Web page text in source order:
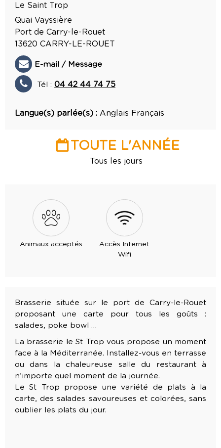
Le Saint Trop
Quai Vayssière
Port de Carry-le-Rouet
13620 CARRY-LE-ROUET
E-mail / Message
Tél : 04 42 44 74 75
Langue(s) parlée(s) : Anglais Français
TOUTE L'ANNÉE
Tous les jours
Animaux acceptés
Accès Internet
Wifi
Brasserie située sur le port de Carry-le-Rouet
proposant une carte pour tous les goûts :
salades, poke bowl …
La brasserie le St Trop vous propose un moment
face à la Méditerranée. Installez-vous en terrasse
ou dans la chaleureuse salle du restaurant à
n’importe quel moment de la journée.
Le St Trop propose une variété de plats à la
carte, des salades savoureuses et colorées, sans
oublier les plats du jour.